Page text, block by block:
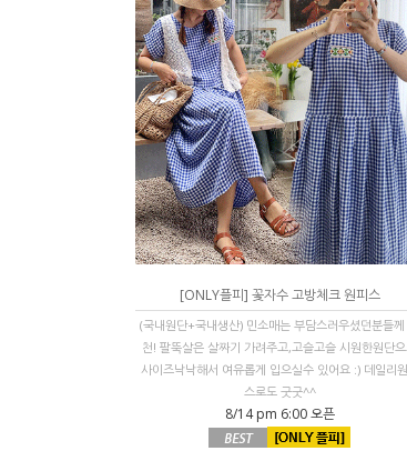
[ONLY플피] 꽃자수 고방체크 원피스
(국내원단+국내생산) 민소매는 부담스러우셨던분들
천! 팔뚝살은 살짜기 가려주고,고슬고슬 시원한원단
사이즈낙낙해서 여유롭게 입으실수 있어요 :) 데일리
스로도 굿굿^^
8/14 pm 6:00 오픈